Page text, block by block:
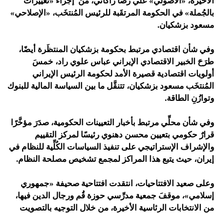
بالجُملة» في الحكومة المرتقَبة للرئيس المُنتخَب، «الإصلاحي»
مسعود بزشكيان.
وفي شأن اقتصادي مرتبط بحكومة بزشكيان المنتظَرة أيضًا،
طرَحَ الخبير الاقتصادي الإيراني عباس علوي راد، خمسَ
أولويات اقتصادية قصيرة الأمد لحكومة الرئيس الإيراني
المُنتخَب مسعود بزشكيان، تتنقَّل ما بين السياسة المالية للبنوك
وتوازُنِ الطاقة.
وفي شأن محلِّي مرتبط بأخبار التعيينات الحكومية، صدَرَ مؤخَّرًا
قرارٌ حكومي بتعيين محسن دهنوي رئيسًا لمركز التقييم
والإشراف الإستراتيجي على تنفيذ السياسات الكُلِّية للنظام في
إيران، حيث يتبع هذا المراكز لمجمع تشخيص مصلحة النظام.
وعلى صعيد الافتتاحيات، انتقدت افتتاحية صحيفة «جمهوري
إسلامي»، موقفَ جمعية مدرِّسي حوزة قُم ورجال الدين فيها،
من الانتخابات الرئاسية الأخيرة، من خلال التوجيه بالتصويت